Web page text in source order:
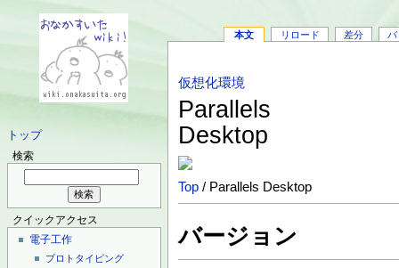
トップ
検索
クイックアクセス
電子工作
プロトタイピング
本文 リロード 差分 バ
仮想化環境
Parallels
Desktop
Top / Parallels Desktop
バージョン